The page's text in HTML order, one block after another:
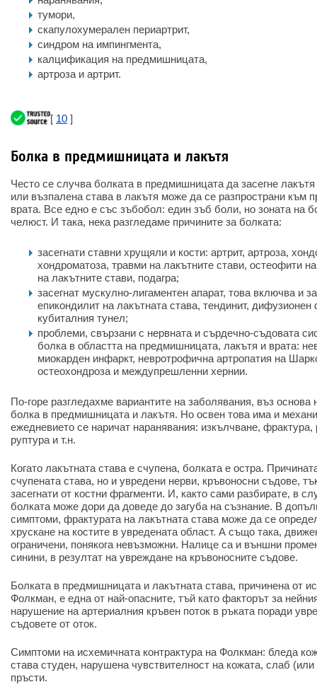
тумори,
скапулохумерален периартрит,
синдром на импингмента,
калцификация на предмишницата,
артроза и артрит.
[ 10 ]
Болка в предмишницата и лакътя
Често се случва болката в предмишницата да засегне
или възпалена става в лакътя може да се разпространи към
врата. Все едно е със зъбобол: един зъб боли, но зоната на
челюст. И така, нека разгледаме причините за болката:
засегнати ставни хрущяли и кости: артрит, артроза,
хондроматоза, травми на лакътните стави, остеофити
на лакътните стави, подагра;
засегнат мускулно-лигаментен апарат, това включва и
епикондилит на лакътната става, тендинит,
кубиталния тунел;
проблеми, свързани с нервната и сърдечно-съдовата
болка в областта на предмишницата, лакътя и врата:
миокарден инфаркт, невротрофична артропатия на
остеохондроза и междупрешленни хернии.
По-горе разгледахме вариантите на заболявания, въз
болка в предмишницата и лакътя. Но освен това има и
ежедневието се наричат наранявания: изкълчване, фрактура,
руптура и т.н.
Когато лакътната става е счупена, болката е остра.
счупената става, но и увредени нерви, кръвоносни съдове,
засегнати от костни фрагменти. И, както сами разбирате, в
болката може дори да доведе до загуба на съзнание. В
симптоми, фрактурата на лакътната става може да се
хрускане на костите в увредената област. А също така,
ограничени, понякога невъзможни. Налице са и външни
синини, в резултат на увреждане на кръвоносните съдове.
Болката в предмишницата и лакътната става, причинена от
Фолкман, е една от най-опасните, тъй като факторът за
нарушение на артериалния кръвен поток в ръката поради
съдовете от оток.
Симптоми на исхемичната контрактура на Фолкман: бледа
става студен, нарушена чувствителност на кожата, слаб
пръсти.